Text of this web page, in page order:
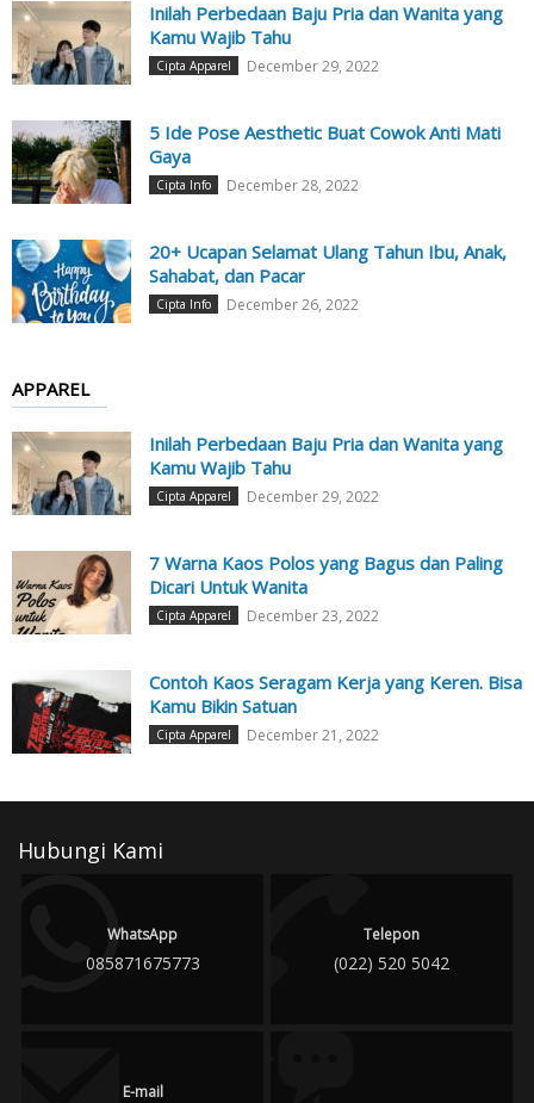
Inilah Perbedaan Baju Pria dan Wanita yang
Kamu Wajib Tahu
Cipta Apparel December 29, 2022
5 Ide Pose Aesthetic Buat Cowok Anti Mati
Gaya
Cipta Info December 28, 2022
20+ Ucapan Selamat Ulang Tahun Ibu, Anak,
Sahabat, dan Pacar
Cipta Info December 26, 2022
APPAREL
Inilah Perbedaan Baju Pria dan Wanita yang
Kamu Wajib Tahu
Cipta Apparel December 29, 2022
7 Warna Kaos Polos yang Bagus dan Paling
Dicari Untuk Wanita
Cipta Apparel December 23, 2022
Contoh Kaos Seragam Kerja yang Keren. Bisa
Kamu Bikin Satuan
Cipta Apparel December 21, 2022
Hubungi Kami
WhatsApp
085871675773
Telepon
(022) 520 5042
E-mail